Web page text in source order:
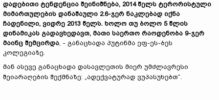
დადებითი ტენდენცია შეინიშნება, 2014 წელს ტერორისტული
მიმართულების დანაშაული 2.6-ჯერ ნაკლებად იქნა
ჩადენილი, ვიდრე 2013 წელს. ხოლო თუ ბოლო 5 წლის
დინამიკას გადავხედავთ, მათი საერთო რაოდენობა 9-ჯერ
მაინც შემცირდა, - განაცხადა პუტინმა ეფ-ეს-ბეს
კოლეგიაზე.
მან ასევე განაცხადა დასავლეთის მიერ უმძლავრესი
შეიარაღების შექმნაზე: „ადექვატურად ვუპასუხებთ“.